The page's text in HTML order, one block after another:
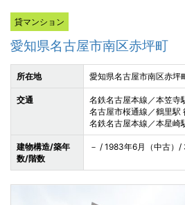
貸マンション
愛知県名古屋市南区赤坪町
所在地 愛知県名古屋市南区赤坪
交通
名鉄名古屋本線／本笠寺
名古屋市桜通線／鶴里駅
名鉄名古屋本線／本星崎
建物構造/築年
数/階数
－ / 1983年6月（中古）/